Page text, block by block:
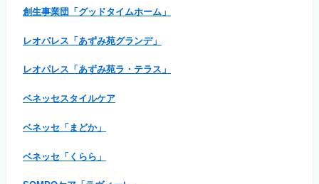
創生事業団「グッドタイムホーム」
レオパレス「あずみ苑グランデ」
レオパレス「あずみ苑ラ・テラス」
ベネッセスタイルケア
ベネッセ「まどか」
ベネッセ「くらら」